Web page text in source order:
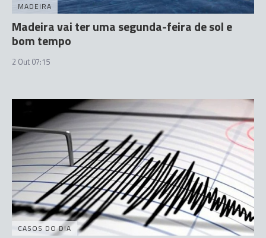
MADEIRA
Madeira vai ter uma segunda-feira de sol e
bom tempo
2 Out 07:15
CASOS DO DIA